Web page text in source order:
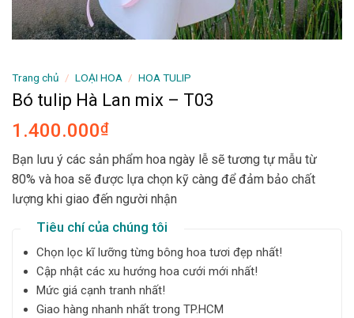
Trang chủ / LOẠI HOA / HOA TULIP
Bó tulip Hà Lan mix – T03
1.400.000₫
Bạn lưu ý các sản phẩm hoa ngày lễ sẽ tương tự mẫu từ
80% và hoa sẽ được lựa chọn kỹ càng để đảm bảo chất
lượng khi giao đến người nhận
Tiêu chí của chúng tôi
Chọn lọc kĩ lưỡng từng bông hoa tươi đẹp nhất!
Cập nhật các xu hướng hoa cưới mới nhất!
Mức giá cạnh tranh nhất!
Giao hàng nhanh nhất trong TP.HCM